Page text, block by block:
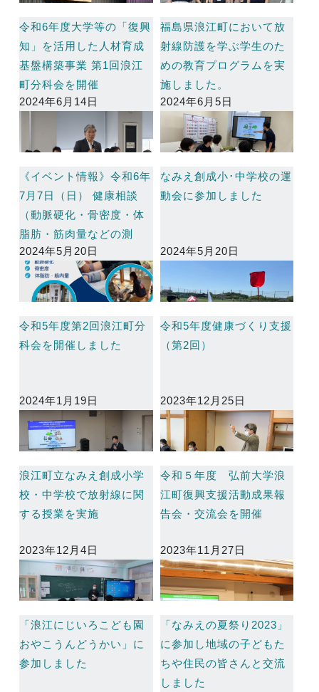
令和6年度大学等の「復興
知」を活用した人材育成
基盤構築事業 第1回浪江
町分科会を開催
2024年6月14日
福島県浪江町において放
射線防護を学ぶ学生のた
めの教育プログラムを実
施しました。
2024年6月5日
《イベント情報》令和6年
7月7日（日） 健康相談
（動脈硬化・骨密度・体
脂肪・筋肉量などの測
定）の開催
2024年5月20日
なみえ創成小･中学校の運
動会に参加しました
2024年5月20日
令和5年度第2回浪江町分
科会を開催しました
2024年1月19日
令和5年度健康づくり支援
（第2回）
2023年12月25日
浪江町立なみえ創成小学
校・中学校で放射線に関
する授業を実施
2023年12月4日
令和５年度 弘前大学浪
江町復興支援活動成果報
告会・交流会を開催
2023年11月27日
「浪江にじいろこども園
おやこうんどうかい」に
参加しました
「なみえの夏祭り2023」
に参加し地域の子どもた
ちや住民の皆さんと交流
しました